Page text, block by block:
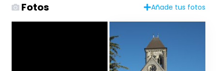
Fotos Añade tus fotos